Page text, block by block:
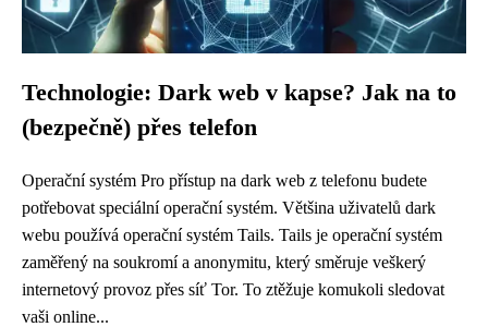
Technologie: Dark web v kapse? Jak na to
(bezpečně) přes telefon
Operační systém Pro přístup na dark web z telefonu budete
potřebovat speciální operační systém. Většina uživatelů dark
webu používá operační systém Tails. Tails je operační systém
zaměřený na soukromí a anonymitu, který směruje veškerý
internetový provoz přes síť Tor. To ztěžuje komukoli sledovat
vaši online...